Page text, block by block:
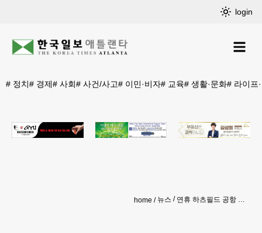
login
# 정치# 경제# 사회# 사건/사고# 이민·비자# 교육# 생활·문화# 라이프
home 뉴스 연휴 하츠필드 공항 이용객 역대최다